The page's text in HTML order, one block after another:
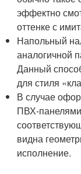
эффектно
оттенке с
Напольный
аналогичной
Данный
для стиля
В случае
ПВХ-
видна
исполнение.